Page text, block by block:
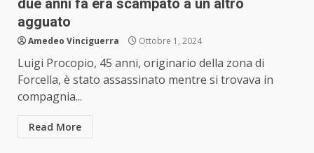
due anni fa era scampato a un altro
agguato
Amedeo Vinciguerra Ottobre 1, 2024
Luigi Procopio, 45 anni, originario della zona di
Forcella, è stato assassinato mentre si trovava in
compagnia...
Read More